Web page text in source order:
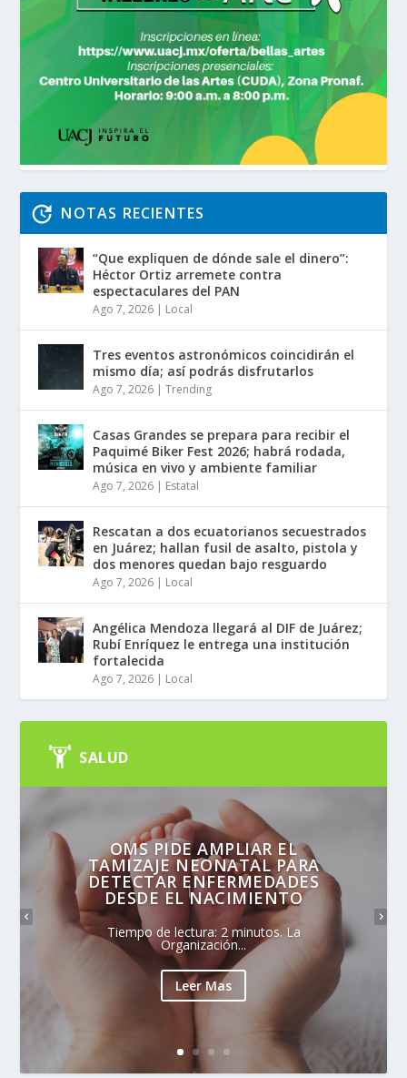
NOTAS RECIENTES
“Que expliquen de dónde sale el dinero”:
Héctor Ortiz arremete contra
espectaculares del PAN
Ago 7, 2026 | Local
Tres eventos astronómicos coincidirán el
mismo día; así podrás disfrutarlos
Ago 7, 2026 |Trending
Casas Grandes se prepara para recibir el
Paquimé Biker Fest 2026; habrá rodada,
música en vivo y ambiente familiar
Ago 7, 2026 | Estatal
Rescatan a dos ecuatorianos secuestrados
en Juárez; hallan fusil de asalto, pistola y
dos menores quedan bajo resguardo
Ago 7, 2026 | Local
Angélica Mendoza llegará al DIF de Juárez;
Rubí Enríquez le entrega una institución
fortalecida
Ago 7, 2026 | Local
SALUD
OMS PIDE AMPLIAR EL
TAMIZAJE NEONATAL PARA
DETECTAR ENFERMEDADES
DESDE EL NACIMIENTO
Tiempo de lectura: 2 minutos. La
Organización...
Leer Mas